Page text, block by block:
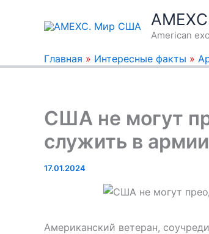
American
Главная » Интересные факты »
США не могут
служить в
17.01.2024
Американский ветеран,